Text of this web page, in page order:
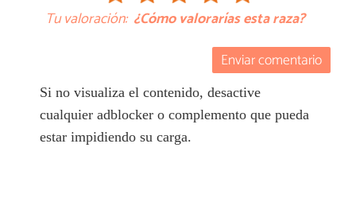
Tu valoración: ¿Cómo valorarías esta raza?
Enviar comentario
Si no visualiza el contenido, desactive
cualquier adblocker o complemento que pueda
estar impidiendo su carga.